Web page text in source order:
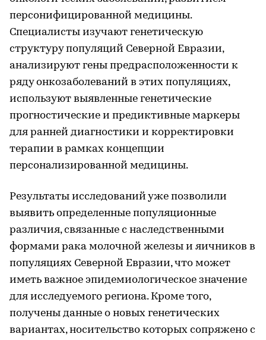
персонифицированной медицины.
Специалисты изучают генетическую
структуру популяций Северной Евразии,
анализируют гены предрасположенности к
ряду онкозаболеваний в этих популяциях,
используют выявленные генетические
прогностические и предиктивные маркеры
для ранней диагностики и корректировки
терапии в рамках концепции
персонализированной медицины.
Результаты исследований уже позволили
выявить определенные популяционные
различия, связанные с наследственными
формами рака молочной железы и яичников в
популяциях Северной Евразии, что может
иметь важное эпидемиологическое значение
для исследуемого региона. Кроме того,
получены данные о новых генетических
вариантах, носительство которых сопряжено с